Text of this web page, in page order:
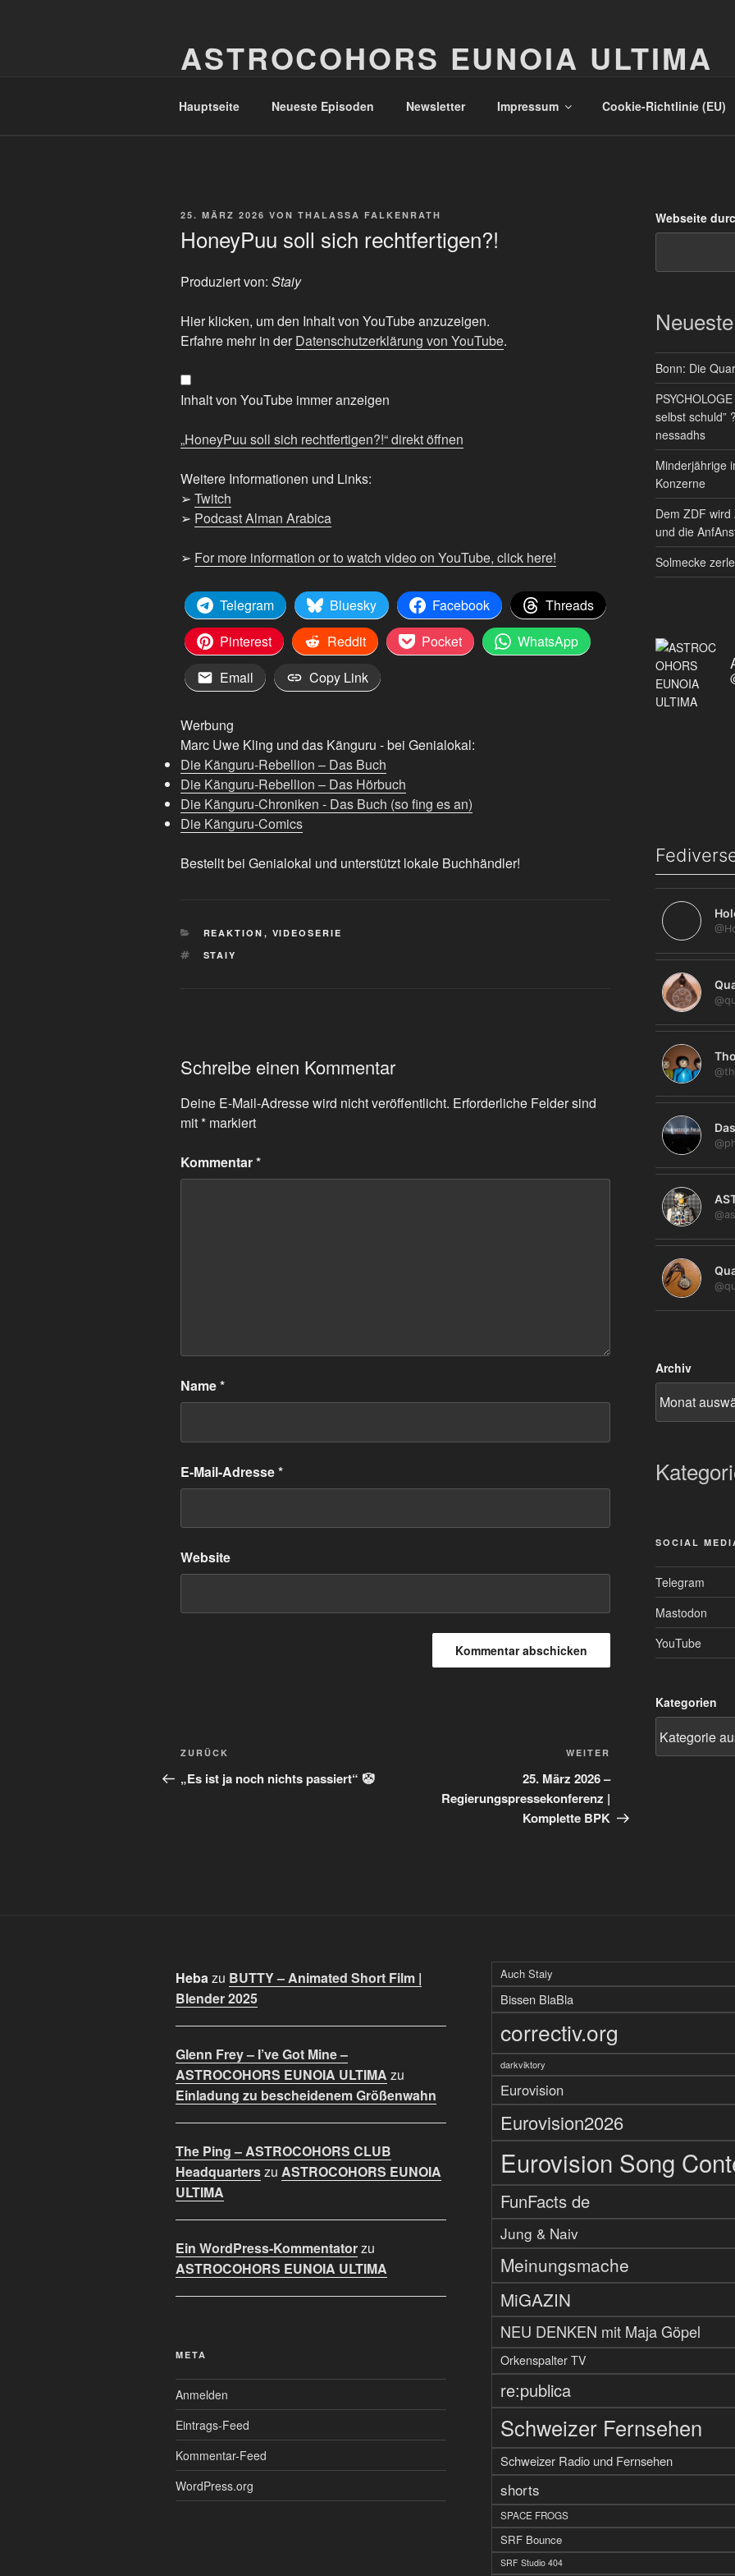
ASTROCOHORS EUNOIA ULTIMA
Hauptseite Neueste Episoden Newsletter Impressum Cookie-Richtlinie (EU)
VERÖFFENTLICHT
25. MÄRZ 2026 VON THALASSA FALKENRATH
HoneyPuu soll sich rechtfertigen?!
Produziert von: Staiy
„HoneyPuu
soll
rechtfertigen?!“
von
anzeigen
Hier klicken, um den Inhalt von YouTube anzuzeigen.
Erfahre mehr in derDatenschutzerklärung von YouTube.
Inhalt von YouTube immer anzeigen
„HoneyPuu soll sich rechtfertigen?!“ direkt öffnen
Weitere Informationen und Links:
➢ Twitch
➢ Podcast Alman Arabica
➢ For more information or to watch video on YouTube, click here!
Telegram Bluesky Facebook
Threads
Pinterest
Reddit Pocket
WhatsApp
Email
Copy Link
Werbung
Marc Uwe Kling und das Känguru - bei Genialokal:
Die Känguru-Rebellion – Das Buch
Die Känguru-Rebellion – Das Hörbuch
Die Känguru-Chroniken - Das Buch (so fing es an)
Die Känguru-Comics
Bestellt bei Genialokal und unterstützt lokale Buchhändler!
KATEGORIEN
REAKTION , VIDEOSERIE
SCHLAGWÖRTER
STAIY
Schreibe einen Kommentar
Deine E-Mail-Adresse wird nicht veröffentlicht. Erforderliche Felder sind
mit* markiert
Kommentar*
Name*
E-Mail-Adresse*
Website
Beitragsnavigation
Vorheriger
Beitrag
ZURÜCK
„Es ist ja noch nichts passiert“ 🤡
Nächster
Beitrag
WEITER
25. März 2026 –
Regierungspressekonferenz |
Komplette BPK
Webseite
Bonn: Die
selbst schuld”
nessadhs
Minderjährige
Konzerne
Dem ZDF
und die
Solmecke
Archiv
SOCIAL
Telegram
Mastodon
YouTube
Kategorien
Hebazu BUTTY – Animated Short Film |
Blender 2025
Glenn Frey – I’ve Got Mine –
ASTROCOHORS EUNOIA ULTIMA zu
Einladung zu bescheidenem Größenwahn
The Ping – ASTROCOHORS CLUB
Headquarterszu ASTROCOHORS EUNOIA
ULTIMA
Ein WordPress-Kommentatorzu
ASTROCOHORS EUNOIA ULTIMA
META
Anmelden
Eintrags-Feed
Kommentar-Feed
WordPress.org
Auch Staiy
Bissen BlaBla
correctiv.org
darkviktory
Eurovision
Eurovision2026
Eurovision Song
FunFacts de
Jung & Naiv
Meinungsmache
MiGAZIN
NEU DENKEN mit Maja Göpel
Orkenspalter TV
re:publica
Schweizer Fernsehen
Schweizer Radio und Fernsehen
shorts
SPACE FROGS
SRF Bounce
SRF Studio 404